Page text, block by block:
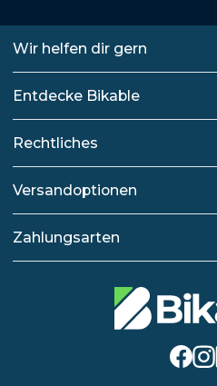
Wir helfen dir gern
Entdecke Bikable
Rechtliches
Versandoptionen
Zahlungsarten